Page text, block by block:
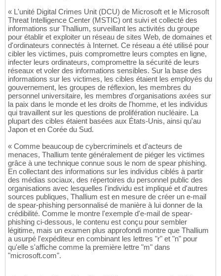
« L'unité Digital Crimes Unit (DCU) de Microsoft et le Microsoft
Threat Intelligence Center (MSTIC) ont suivi et collecté des
informations sur Thallium, surveillant les activités du groupe
pour établir et exploiter un réseau de sites Web, de domaines et
d'ordinateurs connectés à Internet. Ce réseau a été utilisé pour
cibler les victimes, puis compromettre leurs comptes en ligne,
infecter leurs ordinateurs, compromettre la sécurité de leurs
réseaux et voler des informations sensibles. Sur la base des
informations sur les victimes, les cibles étaient les employés du
gouvernement, les groupes de réflexion, les membres du
personnel universitaire, les membres d'organisations axées sur
la paix dans le monde et les droits de l'homme, et les individus
qui travaillent sur les questions de prolifération nucléaire. La
plupart des cibles étaient basées aux États-Unis, ainsi qu'au
Japon et en Corée du Sud.
« Comme beaucoup de cybercriminels et d'acteurs de
menaces, Thallium tente généralement de piéger les victimes
grâce à une technique connue sous le nom de spear phishing.
En collectant des informations sur les individus ciblés à partir
des médias sociaux, des répertoires du personnel public des
organisations avec lesquelles l'individu est impliqué et d'autres
sources publiques, Thallium est en mesure de créer un e-mail
de spear-phishing personnalisé de manière à lui donner de la
crédibilité. Comme le montre l'exemple d'e-mail de spear-
phishing ci-dessous, le contenu est conçu pour sembler
légitime, mais un examen plus approfondi montre que Thallium
a usurpé l'expéditeur en combinant les lettres "r" et "n" pour
qu'elle s'affiche comme la première lettre "m" dans
"microsoft.com".